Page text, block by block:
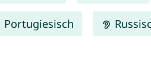
Portugiesisch